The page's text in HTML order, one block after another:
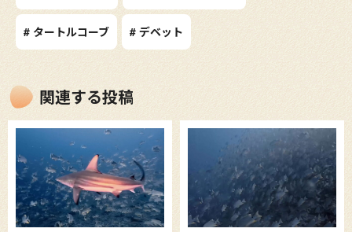
# タートルコーブ # デベット
関連する投稿